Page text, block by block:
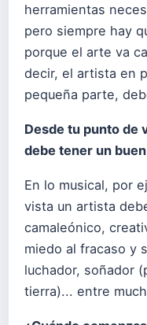
herramientas
pero siempre hay
porque el arte va
decir, el artista en
pequeña parte,
Desde tu punto de
debe tener un
En lo musical, por
vista un artista
camaleónico,
miedo al fracaso y
luchador, soñador
tierra)... entre